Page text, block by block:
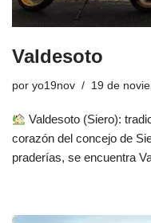
Valdesoto
por yo19nov 19 de
Valdesoto (Siero):
corazón del concejo de
praderías, se encuentra